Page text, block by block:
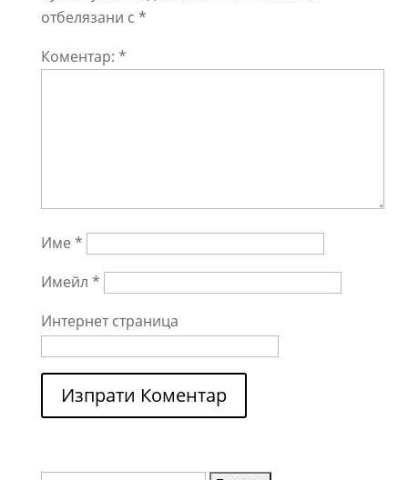
отбелязани с *
Коментар: *
Име *
Имейл *
Интернет страница